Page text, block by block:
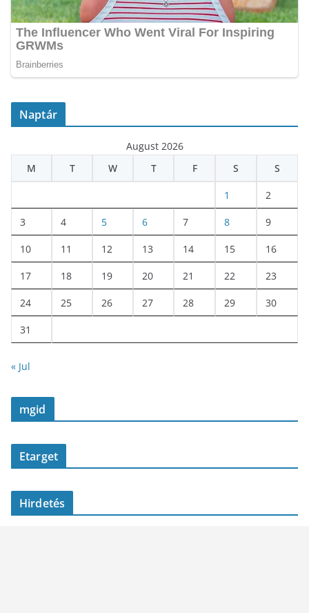
Naptár
August 2026
M
T W T F S S
1 2
3 4 5 6 7 8 9
10 11 12 13 14 15 16
17 18 19 20 21 22 23
24 25 26 27 28 29 30
31
« Jul
mgid
Etarget
Hirdetés